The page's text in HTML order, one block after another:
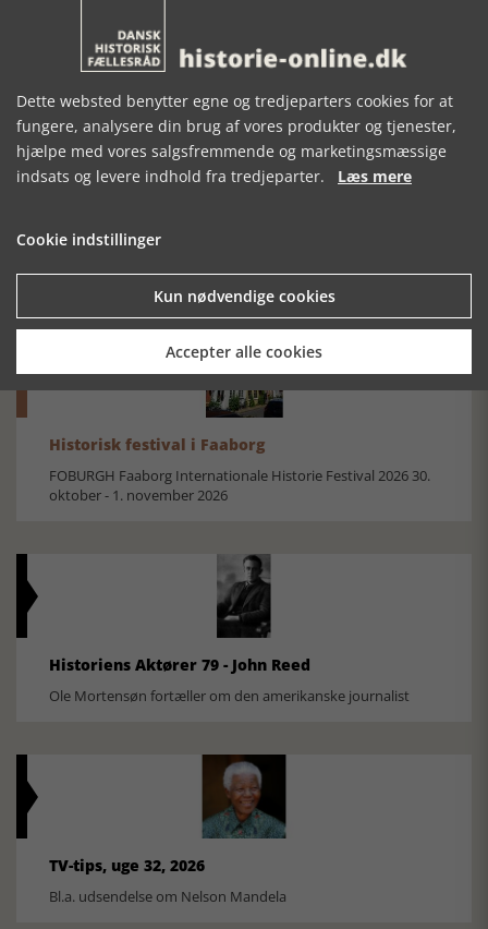
Den største samling af moselig i verden på Museum
Silkeborg Hovedgården
Historisk festival i Faaborg
FOBURGH Faaborg Internationale Historie Festival 2026 30.
oktober - 1. november 2026
Historiens Aktører 79 - John Reed
Ole Mortensøn fortæller om den amerikanske journalist
TV-tips, uge 32, 2026
Bl.a. udsendelse om Nelson Mandela
Dette websted benytter egne og tredjeparters cookies for at
fungere, analysere din brug af vores produkter og tjenester,
hjælpe med vores salgsfremmende og marketingsmæssige
indsats og levere indhold fra tredjeparter. Læs mere
Cookie indstillinger
Kun nødvendige cookies
Accepter alle cookies